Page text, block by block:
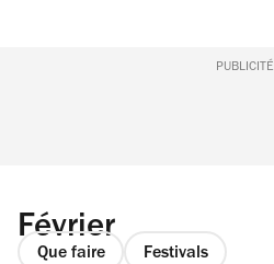
PUBLICITÉ
Février
Que faire Festivals